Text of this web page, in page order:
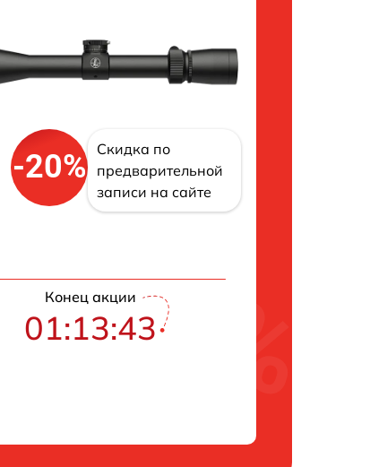
-20%
Скидка по
предварительной
записи на сайте
Конец акции
01:13:42